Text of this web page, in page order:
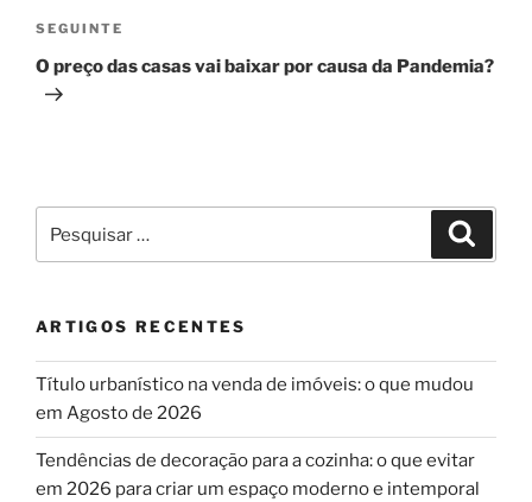
Conteúdo
seguinte
SEGUINTE
O preço das casas vai baixar por causa da Pandemia?
por:
ARTIGOS RECENTES
Título urbanístico na venda de imóveis: o que mudou
em Agosto de 2026
Tendências de decoração para a cozinha: o que evitar
em 2026 para criar um espaço moderno e intemporal